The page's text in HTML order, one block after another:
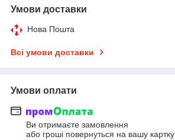
Умови доставки
Нова Пошта
Всі умови доставки
Умови оплати
Ви отримаєте замовлення
або гроші повернуться на вашу картку